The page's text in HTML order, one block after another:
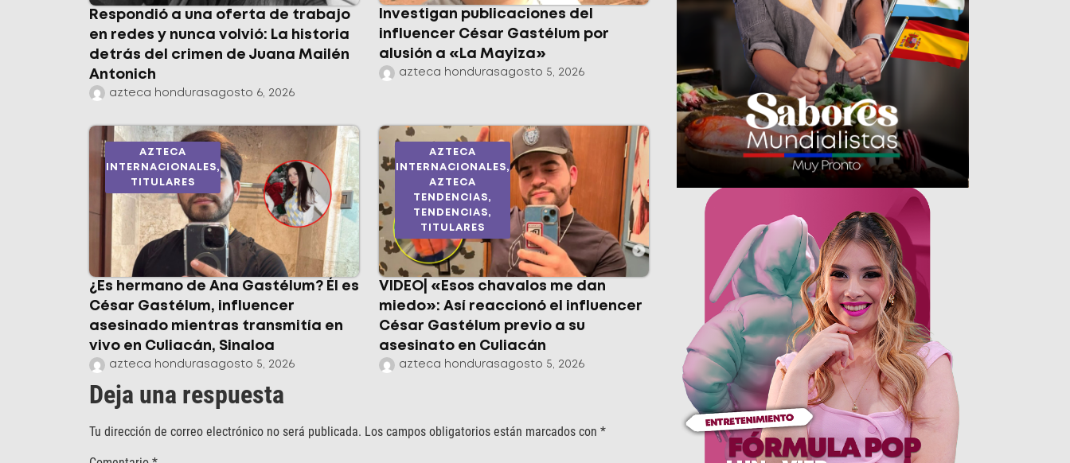
Respondió a una oferta de trabajo
en redes y nunca volvió: La historia
detrás del crimen de Juana Mailén
Antonich
azteca hondurasagosto 6, 2026
Investigan publicaciones del
influencer César Gastélum por
alusión a «La Mayiza»
azteca hondurasagosto 5, 2026
AZTECA
INTERNACIONALES,
TITULARES
¿Es hermano de Ana Gastélum? Él es
César Gastélum, influencer
asesinado mientras transmitía en
vivo en Culiacán, Sinaloa
azteca hondurasagosto 5, 2026
AZTECA
INTERNACIONALES,
AZTECA
TENDENCIAS,
TENDENCIAS,
TITULARES
VIDEO| «Esos chavalos me dan
miedo»: Así reaccionó el influencer
César Gastélum previo a su
asesinato en Culiacán
azteca hondurasagosto 5, 2026
Deja una respuesta
Tu dirección de correo electrónico no será publicada. Los campos obligatorios están marcados con *